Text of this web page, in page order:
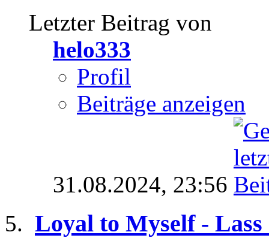
Letzter Beitrag von
helo333
Profil
Beiträge anzeigen
31.08.2024, 23:56
Loyal to Myself -